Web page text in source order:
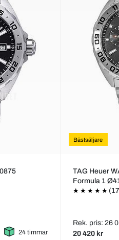
24 timmar
Bästsäljare
TAG Heuer
Formula 1
Rek. pris: 26
20 420 kr